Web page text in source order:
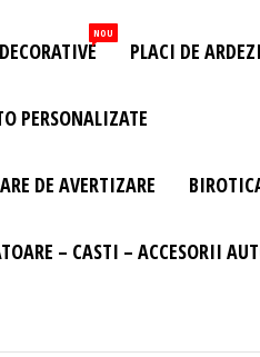
NOU
PLACI DE
PERSONALIZATE
DE AVERTIZARE
– CASTI – ACCESORII